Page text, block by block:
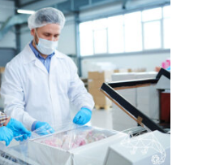
NEWS
EVENTI
CONTATTI